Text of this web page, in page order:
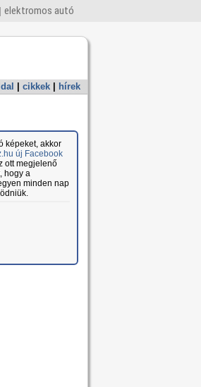
elektromos autó
cikkek hírek
képeket, akkor
új Facebook
ott megjelenő
hogy a
minden nap